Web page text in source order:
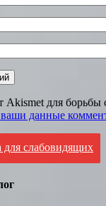
Akismet для борьбы
данные
для слабовидящих